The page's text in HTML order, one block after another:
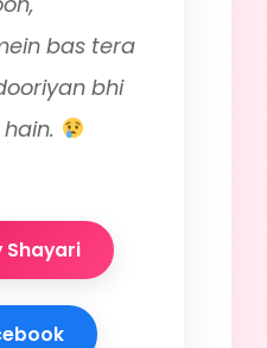
bas tera
bhi
Shayari